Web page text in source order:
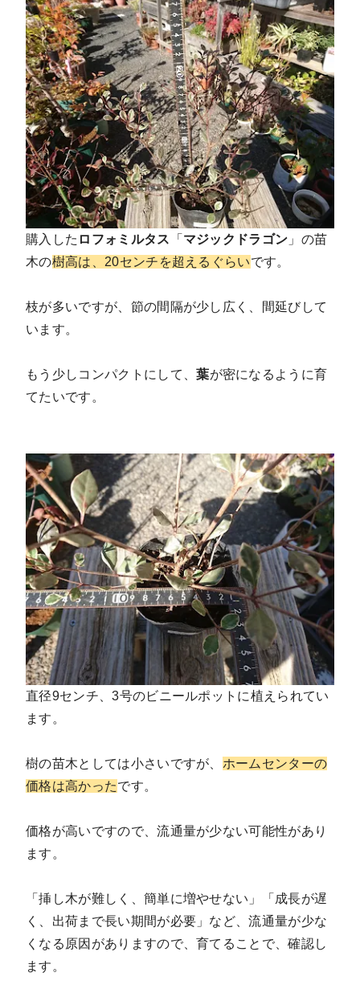
購入した ロフォミルタス 「 マジックドラゴン 」の苗
木の樹高は、20センチを超えるぐらいです。
枝が多いですが、節の間隔が少し広く、間延びして
います。
もう少しコンパクトにして、葉が密になるように育
てたいです。
直径9センチ、3号のビニールポットに植えられてい
ます。
樹の苗木としては小さいですが、 ホームセンターの
価格は高かったです。
価格が高いですので、流通量が少ない可能性があり
ます。
「挿し木が難しく、簡単に増やせない」「成長が遅
く、出荷まで長い期間が必要」など、流通量が少な
くなる原因がありますので、育てることで、確認し
ます。